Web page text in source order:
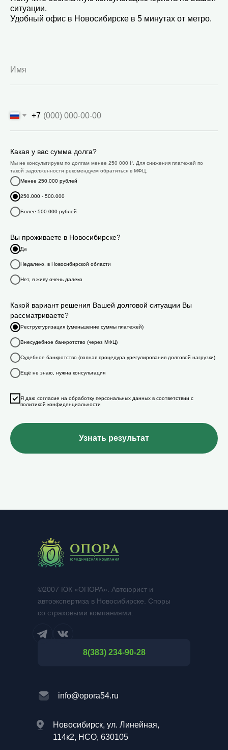
ситуации.
Удобный офис в Новосибирске в 5 минутах от метро.
+7
Какая у вас сумма долга?
Мы не консультируем по долгам менее 250 000 ₽. Для снижения платежей по
такой задолженности рекомендуем обратиться в МФЦ.
Менее 250.000 рублей
250.000 - 500.000
Более 500.000 рублей
Вы проживаете в Новосибирске?
Да
Недалеко, в Новосибирской области
Нет, я живу очень далеко
Какой вариант решения Вашей долговой ситуации Вы
рассматриваете?
Реструктуризация (уменьшение суммы платежей)
Внесудебное банкротство (через МФЦ)
Судебное банкротство (полная процедура урегулирования долговой нагрузки)
Ещё не знаю, нужна консультация
Я даю согласие на обработку персональных данных в соответствии с
политикой конфиденциальности
Узнать результат
©2007 ЮК «ОПОРА». Автоюрист и
автоэкспертиза в Новосибирске. Споры
со страховыми компаниями.
8(383) 234-90-28
info@opora54.ru
Новосибирск, ул. Линейная,
114к2, НСО, 630105